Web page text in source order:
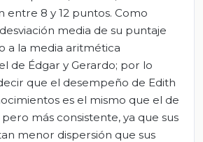
entre 8 y 12 puntos. Como
media de su puntaje
a la media aritmética
de Édgar y Gerardo; por lo
que el desempeño de Edith
es el mismo que el de
más consistente, ya que sus
menor dispersión que sus